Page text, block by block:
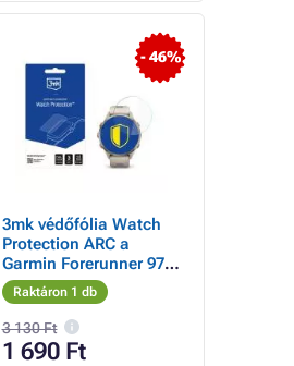
- 46%
3mk védőfólia Watch
Protection ARC a
Garmin Forerunner 970
(47mm) számára
Raktáron 1 db
3 130 Ft
1 690 Ft